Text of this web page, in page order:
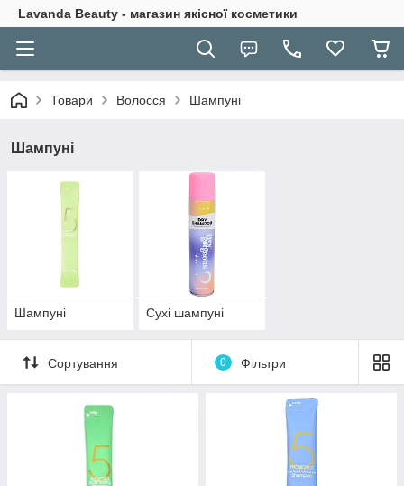
Lavanda Beauty - магазин якісної косметики
Товари Волосся Шампуні
Шампуні
Шампуні Сухі шампуні
Сортування 0 Фільтри